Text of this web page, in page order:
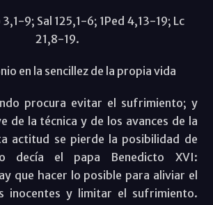
9; Sal 125,1-6; 1Ped 4,13-19; Lc
21,8-19.
en la sencillez de la propia vida
procura evitar el sufrimiento; y
de la técnica y de los avances de la
actitud se pierde la posibilidad de
decía el papa Benedicto XVI:
que hacer lo posible para aliviar el
inocentes y limitar el sufrimiento.